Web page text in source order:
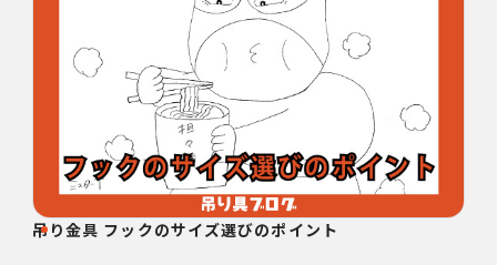
吊り金具 フックのサイズ選びのポイント